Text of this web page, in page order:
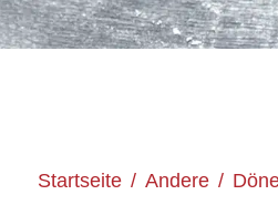
Startseite / Andere /